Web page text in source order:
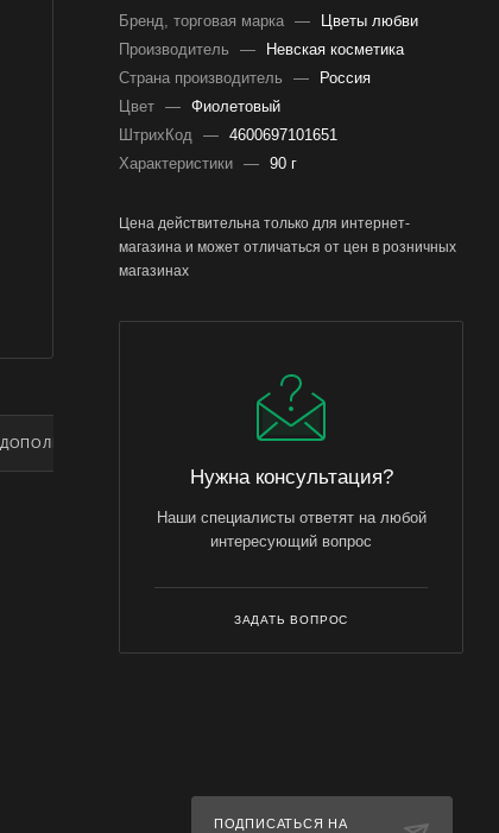
ДОПОЛНИТЕЛЬНО
Бренд, торговая марка —
Цветы любви
Производитель
—
Невская косметика
Страна производитель
—
Россия
Цвет — Фиолетовый
ШтрихКод — 4600697101651
Характеристики — 90 г
Цена действительна только для интернет-
магазина и может отличаться от цен в розничных
магазинах
Нужна консультация?
Наши специалисты ответят на любой
интересующий вопрос
ЗАДАТЬ ВОПРОС
ПОДПИСАТЬСЯ НА